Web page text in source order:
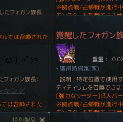
ﾍﾟｼｮ
キング
ーリンク